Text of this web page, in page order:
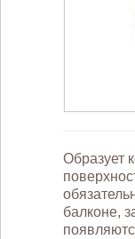
Образует
балконе,